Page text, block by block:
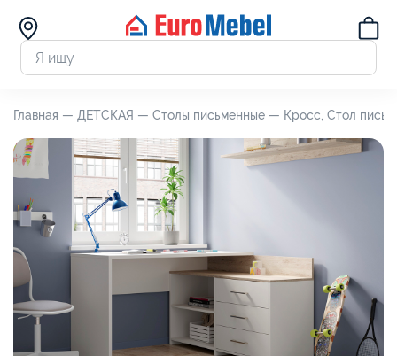
Главная — ДЕТСКАЯ — Столы письменные — Кросс, Стол